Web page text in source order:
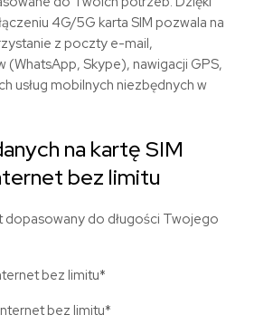
4G/5G karta SIM pozwala na
z poczty e-mail,
(WhatsApp, Skype), nawigacji GPS,
usług mobilnych niezbędnych w
na kartę SIM
bez limitu
dopasowany do długości Twojego
bez limitu*
bez limitu*